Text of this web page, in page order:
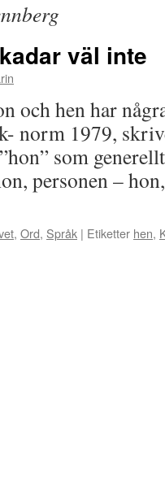
väl inte
och hen har
norm 1979,
som
personen –
, Ord, Språk | Etiketter hen,